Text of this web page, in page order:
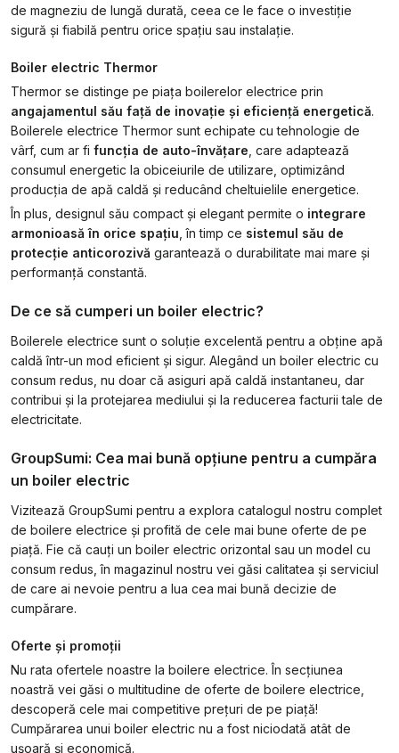
de magneziu de lungă durată, ceea ce le face o investiție
sigură și fiabilă pentru orice spațiu sau instalație.
Boiler electric Thermor
Thermor se distinge pe piața boilerelor electrice prin
angajamentul său față de inovație și eficiență energetică.
Boilerele electrice Thermor sunt echipate cu tehnologie de
vârf, cum ar fi funcția de auto-învățare , care adaptează
consumul energetic la obiceiurile de utilizare, optimizând
producția de apă caldă și reducând cheltuielile energetice.
În plus, designul său compact și elegant permite o integrare
armonioasă în orice spațiu , în timp ce sistemul său de
protecție anticorozivă garantează o durabilitate mai mare și
performanță constantă.
De ce să cumperi un boiler electric?
Boilerele electrice sunt o soluție excelentă pentru a obține apă
caldă într-un mod eficient și sigur. Alegând un boiler electric cu
consum redus, nu doar că asiguri apă caldă instantaneu, dar
contribui și la protejarea mediului și la reducerea facturii tale de
electricitate.
GroupSumi: Cea mai bună opțiune pentru a cumpăra
un boiler electric
Vizitează GroupSumi pentru a explora catalogul nostru complet
de boilere electrice și profită de cele mai bune oferte de pe
piață. Fie că cauți un boiler electric orizontal sau un model cu
consum redus, în magazinul nostru vei găsi calitatea și serviciul
de care ai nevoie pentru a lua cea mai bună decizie de
cumpărare.
Oferte și promoții
Nu rata ofertele noastre la boilere electrice. În secțiunea
noastră vei găsi o multitudine de oferte de boilere electrice,
descoperă cele mai competitive prețuri de pe piață!
Cumpărarea unui boiler electric nu a fost niciodată atât de
ușoară și economică.